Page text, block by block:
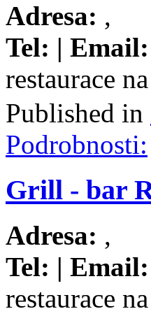
Adresa: ,
Tel: | Email:
restaurace
Published in
Podrobnosti:
Grill - bar
Adresa: ,
Tel: | Email:
restaurace